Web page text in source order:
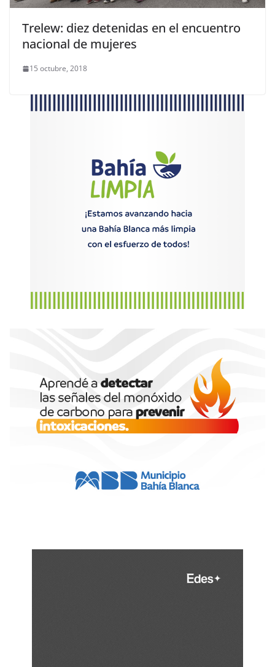
Trelew: diez detenidas en el encuentro
nacional de mujeres
15 octubre, 2018